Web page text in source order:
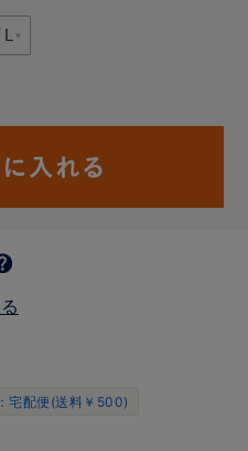
宅配便(送料￥500)